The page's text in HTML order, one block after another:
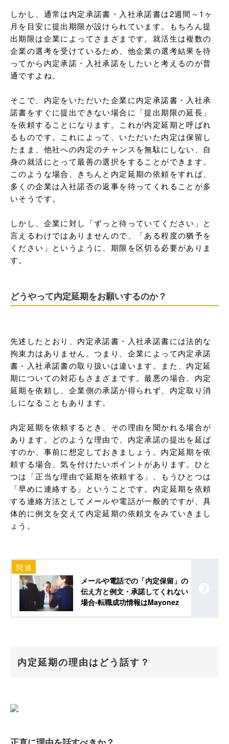
しかし、通常は内定承諾書・入社承諾書は2週間～1ヶ
月を目安に提出期限が設けられています。もちろん提
出期限は企業によってさまざまです。就活生は複数の
企業の選考を受けているため、他企業の選考結果を待
ってから内定承諾・入社承諾をしたいと考えるのが普
通ですよね。
そこで、内定をいただいた企業に内定承諾書・入社承
諾書をすぐに提出できない場合に「提出期限の延長」
を依頼することになります。これが内定延期と呼ばれ
るものです。これによって、いただいた内定は保留し
たまま、他社への内定のチャンスを無駄にしない、自
身の就活にとって最善の選択をすることができます。
このような場合、きちんと内定延期の依頼をすれば、
多くの企業は入社諾否の返事を待ってくれることが多
いそうです。
しかし、企業に対し「ずっと待っていてください」と
言えるわけではありませんので、「ある程度の猶予を
ください」というように、期限を区切る必要がありま
す。
どうやって内定延期をお願いするのか？
先述したとおり、内定承諾書・入社承諾書には法的な
拘束力はありません。つまり、企業によって内定承諾
書・入社承諾書の取り扱いは違います。また、内定延
期についての対応もさまざまです。最悪の場合、内定
延期を依頼し、企業側の承諾が得られず、内定取り消
しになることもあります。
内定延期を依頼するとき、その理由を聞かれる場合が
あります。どのような理由で、内定承諾の提出を延ば
すのか、事前に想定しておきましょう。内定延期を依
頼する場合、気を付けたいポイントがあります。ひと
つは「正当な理由で延期を依頼する」、もうひとつは
「早めに連絡する」ということです。内定延期を依頼
する連絡方法としてメールや電話が一般的ですが、具
体的に例文を交えて内定延期の依頼文をみていきまし
ょう。
メールや電話での「内定保留」の
伝え方と例文・承諾してくれない
場合-転職成功情報はMayonez
内定延期の理由はどう話す？